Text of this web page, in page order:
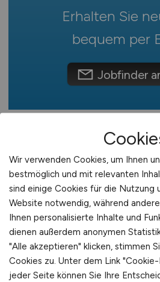
Österreich
International
Erhalten Sie
bequem per
Jobfinder
Medieninformatiker
Mediengestalter
Team Lead Media
Wir verwenden Cookies, um Ihnen
bestmöglich und mit relevanten
sind einige Cookies für die Nutzung
Website notwendig, während
Ihnen personalisierte Inhalte und
dienen außerdem anonymen
"Alle akzeptieren" klicken, stimmen
Cookies zu. Unter dem Link
jeder Seite können Sie Ihre